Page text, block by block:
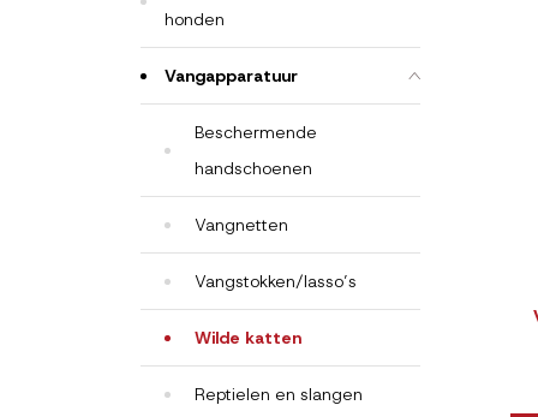
honden
Vangapparatuur
Beschermende
handschoenen
Vangnetten
Vangstokken/lasso’s
Wilde katten
Reptielen en slangen